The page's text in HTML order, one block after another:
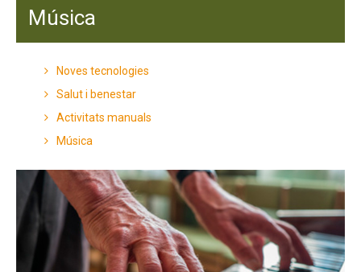
Música
Noves tecnologies
Salut i benestar
Activitats manuals
Música